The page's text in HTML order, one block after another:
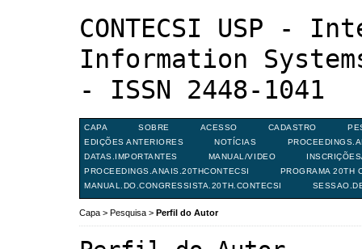
CONTECSI USP -
Information
- ISSN 2448-1041
CAPA SOBRE ACESSO CADASTRO
EDIÇÕES ANTERIORES
NOTÍCIAS
DATAS.IMPORTANTES
MANUAL/VIDEO
PROCEEDINGS.ANAIS.20THCONTECSI
PROGRAMA 20TH
MANUAL.DO.CONGRESSISTA.20TH.CONTECSI
Capa > Pesquisa > Perfil do Autor